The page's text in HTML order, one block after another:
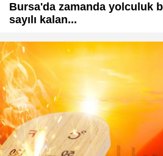
Bursa'da zamanda yolculuk
sayılı kalan...